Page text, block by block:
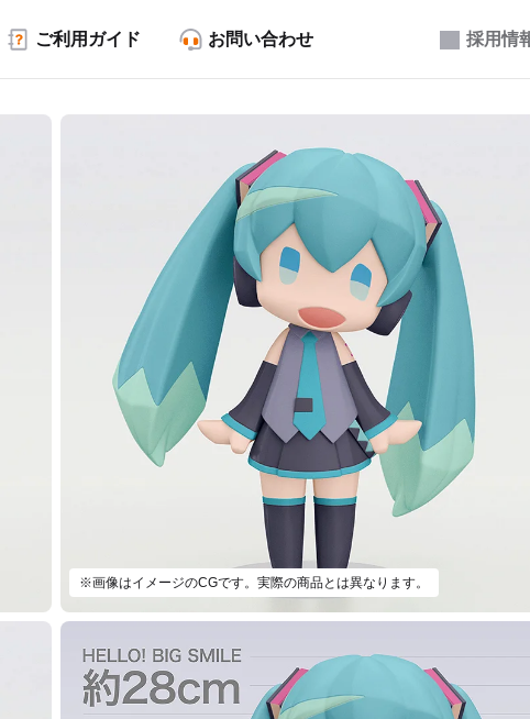
採用情
ご利用ガイド お問い合わせ
※画像はイメージのCGです。実際の商品とは異なります。